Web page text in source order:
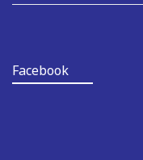
Facebook